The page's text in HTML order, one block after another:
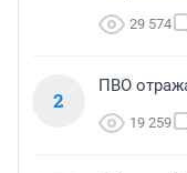
29 574
2
ПВО
19 259